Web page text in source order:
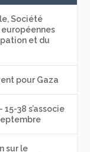
Société
et du
pour Gaza
38 s’associe
sur le